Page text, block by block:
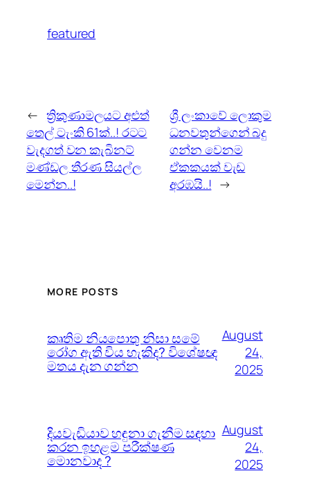
featured
← ත්‍රිකුණාමලයට අළුත්
තෙල් ටැංකි 61ක්..! රටට
වැදගත් වන කැබිනට්
මණ්ඩල තීරණ සියල්ල
මෙන්න..!
ශ්‍රී ලංකාවේ ලොකුම
ධනවතුන්ගෙන් බදු
ගන්න වෙනම
ඒකකයක් වැඩ
අරඹයි..! →
MORE POSTS
කෘතිම නියපොතු නිසා සමේ
රෝග ඇති විය හැකිද? විශේෂඥ
මතය දැන ගන්න
August
24,
2025
දියවැඩියාව හඳුනා ගැනීම සඳහා
කරන ඉහළම පරීක්ෂණ
මොනවාද ?
August
24,
2025